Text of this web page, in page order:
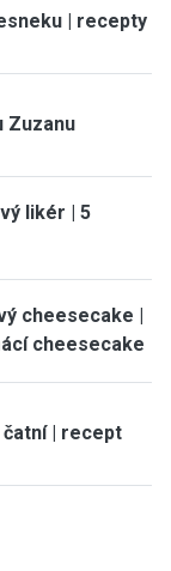
| recepty
Zuzanu
likér | 5
cheesecake |
cheesecake
| recept